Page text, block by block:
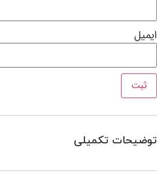
ایمیل
توضیحات تکمیلی